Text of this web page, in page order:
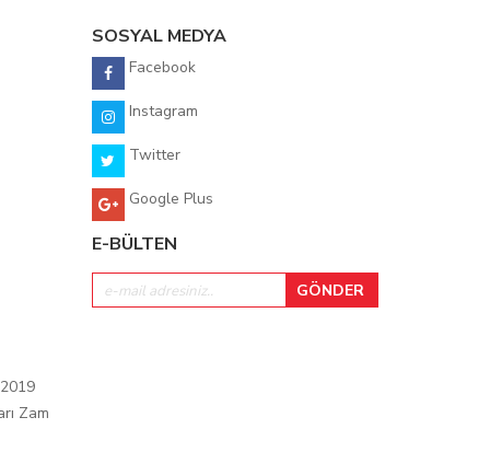
Zam
SOSYAL MEDYA
Facebook
Instagram
Twitter
Google Plus
E-BÜLTEN